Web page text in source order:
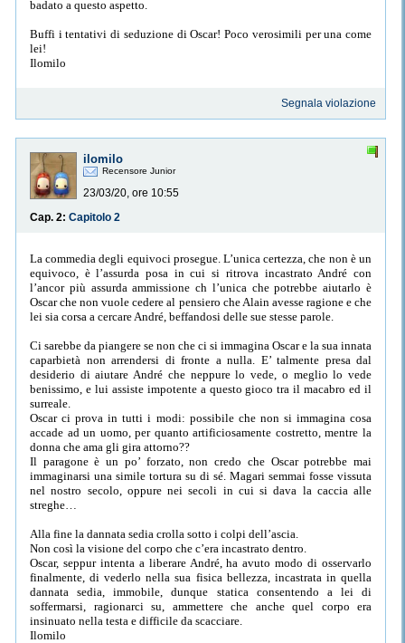
badato a questo aspetto.
Buffi i tentativi di seduzione di Oscar! Poco verosimili per una come
lei!
Ilomilo
Segnala violazione
ilomilo
Recensore Junior
23/03/20, ore 10:55
Cap. 2: Capitolo 2
La commedia degli equivoci prosegue. L’unica certezza, che non è un
equivoco, è l’assurda posa in cui si ritrova incastrato André con
l’ancor più assurda ammissione ch l’unica che potrebbe aiutarlo è
Oscar che non vuole cedere al pensiero che Alain avesse ragione e che
lei sia corsa a cercare André, beffandosi delle sue stesse parole.
Ci sarebbe da piangere se non che ci si immagina Oscar e la sua innata
caparbietà non arrendersi di fronte a nulla. E’ talmente presa dal
desiderio di aiutare André che neppure lo vede, o meglio lo vede
benissimo, e lui assiste impotente a questo gioco tra il macabro ed il
surreale.
Oscar ci prova in tutti i modi: possibile che non si immagina cosa
accade ad un uomo, per quanto artificiosamente costretto, mentre la
donna che ama gli gira attorno??
Il paragone è un po’ forzato, non credo che Oscar potrebbe mai
immaginarsi una simile tortura su di sé. Magari semmai fosse vissuta
nel nostro secolo, oppure nei secoli in cui si dava la caccia alle
streghe…
Alla fine la dannata sedia crolla sotto i colpi dell’ascia.
Non così la visione del corpo che c’era incastrato dentro.
Oscar, seppur intenta a liberare André, ha avuto modo di osservarlo
finalmente, di vederlo nella sua fisica bellezza, incastrata in quella
dannata sedia, immobile, dunque statica consentendo a lei di
soffermarsi, ragionarci su, ammettere che anche quel corpo era
insinuato nella testa e difficile da scacciare.
Ilomilo